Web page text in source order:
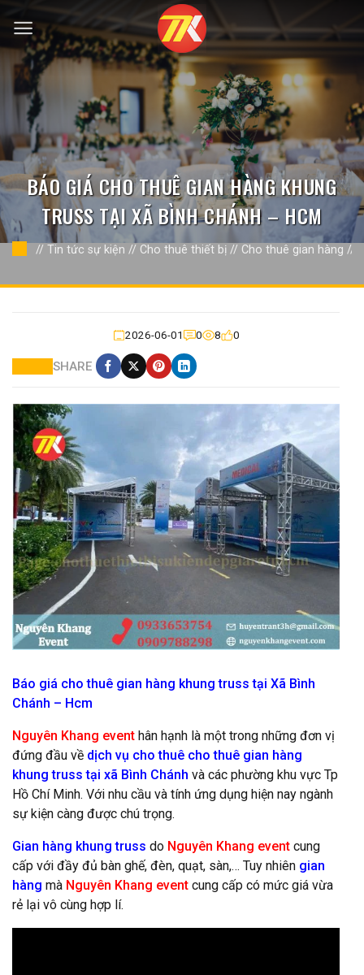
qua
nội
dung
BÁO GIÁ CHO THUÊ GIAN HÀNG KHUNG
TRUSS TẠI XÃ BÌNH CHÁNH – HCM
// Tin tức sự kiện // Cho thuê thiết bị // Cho thuê gian hàng //
2026-06-01 0 8 0
SHARE
Báo giá cho thuê gian hàng khung truss tại Xã Bình
Chánh – Hcm
Nguyên Khang event hân hạnh là một trong những đơn vị
đứng đầu về dịch vụ cho thuê cho thuê gian hàng
khung truss tại xã Bình Chánh và các phường khu vực Tp
Hồ Chí Minh. Với nhu cầu và tính ứng dụng hiện nay ngành
sự kiện càng được chú trọng.
Gian hàng khung truss do Nguyên Khang event cung
cấp với đầy đủ bàn ghế, đèn, quạt, sàn,… Tuy nhiên gian
hàng mà Nguyên Khang event cung cấp có mức giá vừa
rẻ lại vô cùng hợp lí.